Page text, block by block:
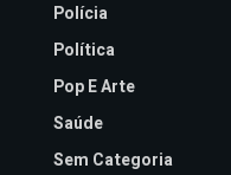
Polícia
Política
Pop E Arte
Saúde
Sem Categoria